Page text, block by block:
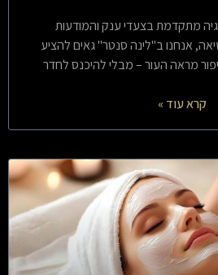
מתקדמת בצעדי ענק והמודעות
אנחנו ב"לינה סנטר" גאים להציע
מראה העור – מבלי להיכנס לחדר
קרא עוד »